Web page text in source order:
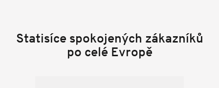
Statisíce spokojených zákazníků
po celé Evropě